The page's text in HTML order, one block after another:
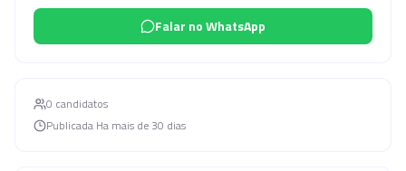
Falar no WhatsApp
0 candidatos
Publicada Ha mais de 30 dias